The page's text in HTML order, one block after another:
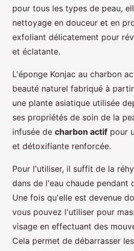
pour tous les types de peau,
nettoyage en douceur et en
exfoliant délicatement pour
et éclatante.
L'éponge Konjac au charbon
beauté naturel fabriqué à
une plante asiatique utilisée
ses propriétés de soin de la
infusée de charbon actif pour
et détoxifiante renforcée.
Pour l'utiliser, il suffit de la
dans de l'eau chaude pendant
Une fois qu'elle est devenue
vous pouvez l'utiliser pour
visage en effectuant des
Cela permet de débarrasser